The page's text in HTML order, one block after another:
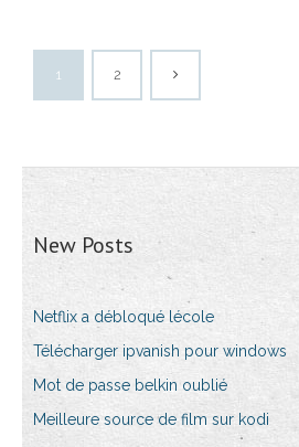
1 2
New Posts
Netflix a débloqué lécole
Télécharger ipvanish pour windows
Mot de passe belkin oublié
Meilleure source de film sur kodi